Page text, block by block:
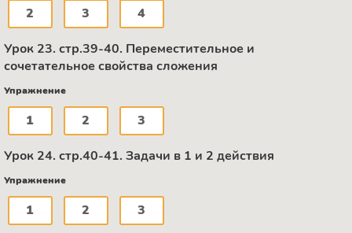
2 3 4
Урок 23. стр.39-40. Переместительное и
сочетательное свойства сложения
Упражнение
1 2 3
Урок 24. стр.40-41. Задачи в 1 и 2 действия
Упражнение
1 2 3